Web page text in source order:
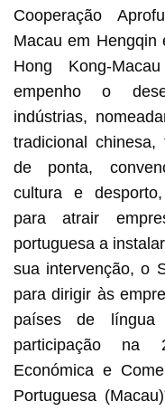
Cooperação
Macau em Hengqin
Hong Kong-
empenho o
indústrias,
tradicional chinesa,
de ponta,
cultura e
para atrair
portuguesa a
sua intervenção, o
para dirigir às
países de língua
participação na
Económica e
Portuguesa